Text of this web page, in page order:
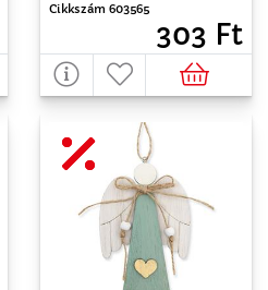
Cikkszám 603565
303 Ft